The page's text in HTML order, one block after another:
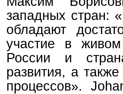
западных стран:
обладают
участие в
России и
развития, а
процессов».